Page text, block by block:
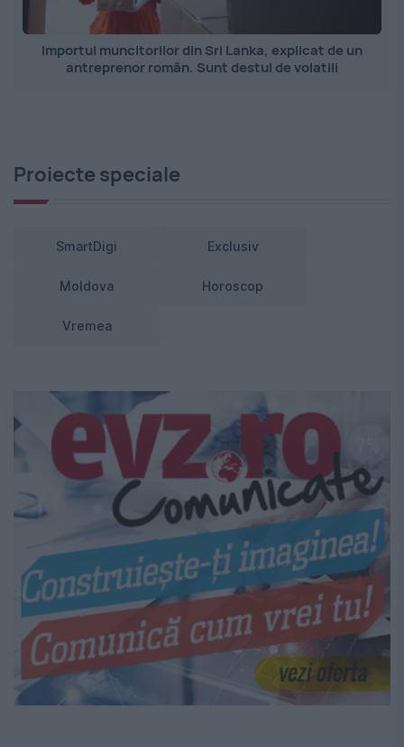
Importul muncitorilor din Sri Lanka, explicat de un
antreprenor român. Sunt destul de volatili
Proiecte speciale
SmartDigi Exclusiv
Moldova Horoscop
Vremea